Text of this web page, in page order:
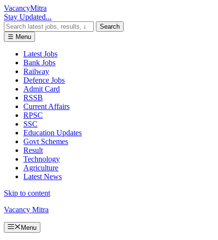
VacancyMitra
Stay Updated...
Search
☰ Menu
Latest Jobs
Bank Jobs
Railway
Defence Jobs
Admit Card
RSSB
Current Affairs
RPSC
SSC
Education Updates
Govt Schemes
Result
Technology
Agriculture
Latest News
Skip to content
Vacancy Mitra
Menu